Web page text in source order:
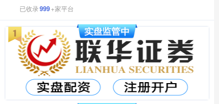
已收录999+家平台